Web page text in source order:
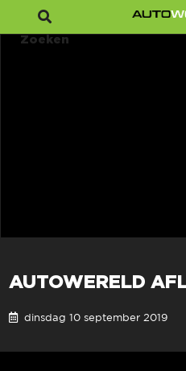
Zoeken
AUTOWERELD
dinsdag 10 september 2019